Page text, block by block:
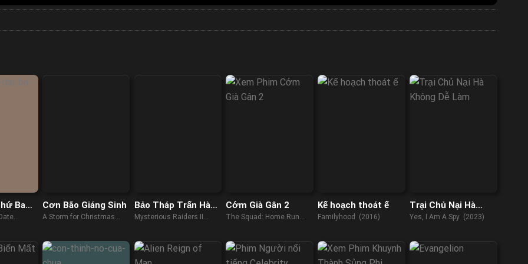
Ba
Cơn Bão Giáng Sinh
A Storm for Christmas
Bảo Tháp Trấn Hà
Yêu 2: Tuyệt Thế
Mysterious Raiders II
Cớm Già Gân 2
The Squad: Home Run
Kế hoạch thoát ế
Familyhood (2016)
Trại Chủ Nại Hà
Không Dễ Làm
Yes, I Am A Spy (2023)